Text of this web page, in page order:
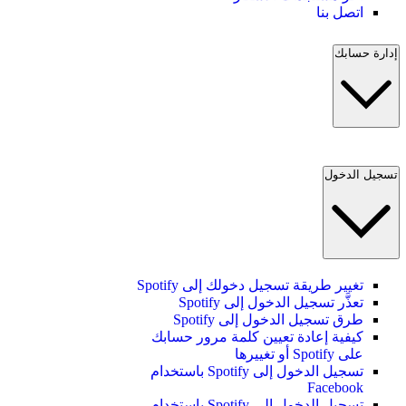
اتصل بنا
إدارة حسابك
تسجيل الدخول
تغيير طريقة تسجيل دخولك إلى Spotify
تعذَّر تسجيل الدخول إلى Spotify
طرق تسجيل الدخول إلى Spotify
كيفية إعادة تعيين كلمة مرور حسابك
على Spotify أو تغييرها
تسجيل الدخول إلى Spotify باستخدام
Facebook